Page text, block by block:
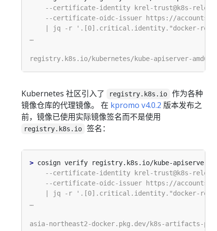
Kubernetes 社区引入了 registry.k8s.io
作为各种
镜像仓库的代理镜像。 在 kpromo v4.0.2 版本发布之
前，镜像已使用实际镜像签名而不是使用
registry.k8s.io 签名：
> cosign verify registry.k8s.io/kube-apiserver-